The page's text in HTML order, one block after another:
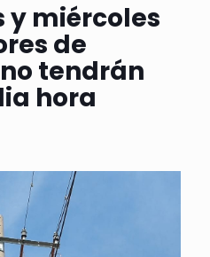
y miércoles
de
tendrán
hora